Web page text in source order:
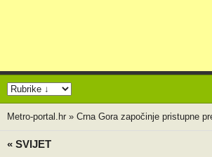
Metro-portal.hr » Crna Gora započinje pristupne
« SVIJET